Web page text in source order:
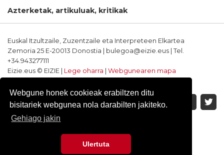
Webgune honek cookieak erabiltzen ditu
bisitariek webgunea nola darabilten jakiteko.
Gehiago jakin
Ulertuta
Azterketak, artikuluak, kritikak
Euskal Itzultzaile, Zuzentzaile eta Interpreteen Elkartea
Zemoria 25 E-20013 Donostia | bulegoa@eizie.eus | Tel.
+34.943277111
Eizie.eus © EIZIE | Lege oharra
Webgunearen mapa